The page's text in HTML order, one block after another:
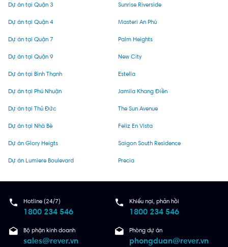
Dự án tại Quận 3
Dự án tại Quận 4
Dự án tại Quận 7
Dự án tại Quận 9
Dự án tại Bình Thạnh
Dự án tại Phú Nhuận
Dự án tại Thủ Đức
Dự án tại Nhà Bè
Dự án Glory Heigts
Dự án Lumiere Boulevard
Sunrise Riverside
Masteri An Phú
Palm Heights
New City
Estella
Jamila Khang Điền
The Sun Avenue
Feliz En Vista
Saigon South Residence
Precia
Hotline (24/7)
1800 234 546
Khiếu nại, phản hồi
1800 234 546
Bộ phận kinh doanh
sales@rever.vn
Phòng dự án
phongduan@rever.vn